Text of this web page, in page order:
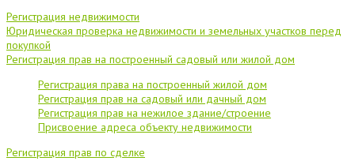
Регистрация недвижимости
Юридическая проверка недвижимости и земельных участков перед
покупкой
Регистрация прав на построенный садовый или жилой дом
Регистрация права на построенный жилой дом
Регистрация прав на садовый или дачный дом
Регистрация прав на нежилое здание/строение
Присвоение адреса объекту недвижимости
Регистрация прав по сделке